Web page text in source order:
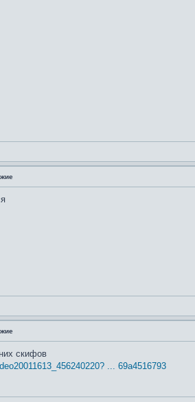
скифов
... 69a4516793